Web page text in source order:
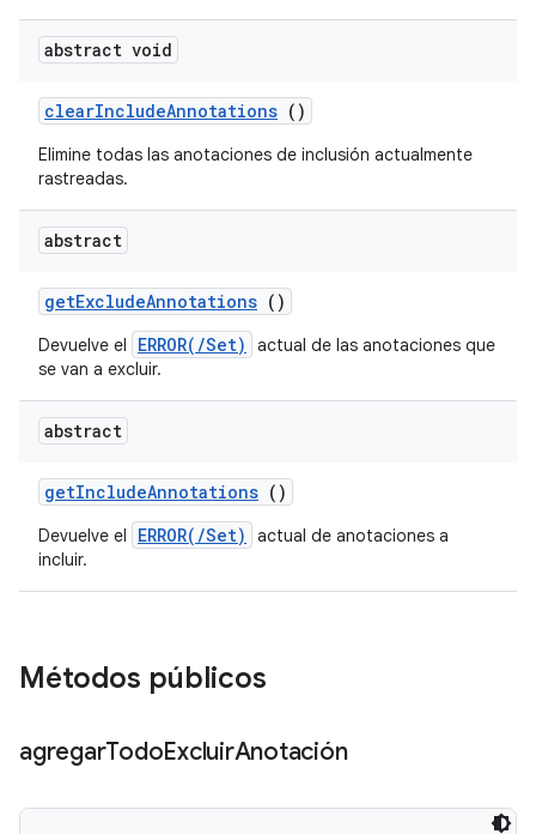
abstract void
clearIncludeAnnotations ()
Elimine todas las anotaciones de inclusión actualmente
rastreadas.
abstract
getExcludeAnnotations ()
Devuelve el ERROR(/Set)
actual de las anotaciones que
se van a excluir.
abstract
getIncludeAnnotations ()
Devuelve el ERROR(/Set)
actual de anotaciones a
incluir.
Métodos públicos
agregarTodoExcluirAnotación